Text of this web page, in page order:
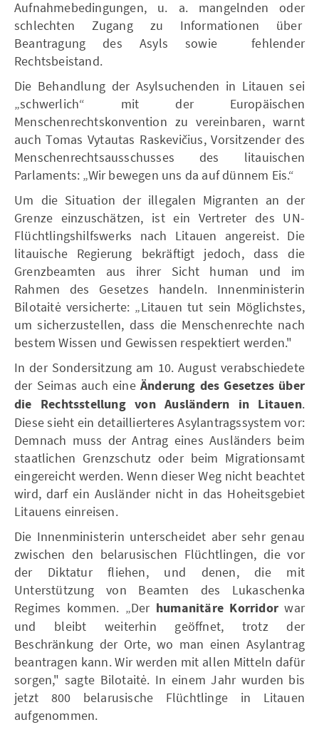
Aufnahmebedingungen, u. a. mangelnden oder
schlechten Zugang zu Informationen über
Beantragung des Asyls sowie fehlender
Rechtsbeistand.
Die Behandlung der Asylsuchenden in Litauen sei
„schwerlich“ mit der Europäischen
Menschenrechtskonvention zu vereinbaren, warnt
auch Tomas Vytautas Raskevičius, Vorsitzender des
Menschenrechtsausschusses des litauischen
Parlaments: „Wir bewegen uns da auf dünnem Eis.“
Um die Situation der illegalen Migranten an der
Grenze einzuschätzen, ist ein Vertreter des UN-
Flüchtlingshilfswerks nach Litauen angereist. Die
litauische Regierung bekräftigt jedoch, dass die
Grenzbeamten aus ihrer Sicht human und im
Rahmen des Gesetzes handeln. Innenministerin
Bilotaitė versicherte: „Litauen tut sein Möglichstes,
um sicherzustellen, dass die Menschenrechte nach
bestem Wissen und Gewissen respektiert werden."
In der Sondersitzung am 10. August verabschiedete
der Seimas auch eine Änderung des Gesetzes über
die Rechtsstellung von Ausländern in Litauen.
Diese sieht ein detaillierteres Asylantragssystem vor:
Demnach muss der Antrag eines Ausländers beim
staatlichen Grenzschutz oder beim Migrationsamt
eingereicht werden. Wenn dieser Weg nicht beachtet
wird, darf ein Ausländer nicht in das Hoheitsgebiet
Litauens einreisen.
Die Innenministerin unterscheidet aber sehr genau
zwischen den belarusischen Flüchtlingen, die vor
der Diktatur fliehen, und denen, die mit
Unterstützung von Beamten des Lukaschenka
Regimes kommen. „Der humanitäre Korridorwar
und bleibt weiterhin geöffnet, trotz der
Beschränkung der Orte, wo man einen Asylantrag
beantragen kann. Wir werden mit allen Mitteln dafür
sorgen," sagte Bilotaitė. In einem Jahr wurden bis
jetzt 800 belarusische Flüchtlinge in Litauen
aufgenommen.